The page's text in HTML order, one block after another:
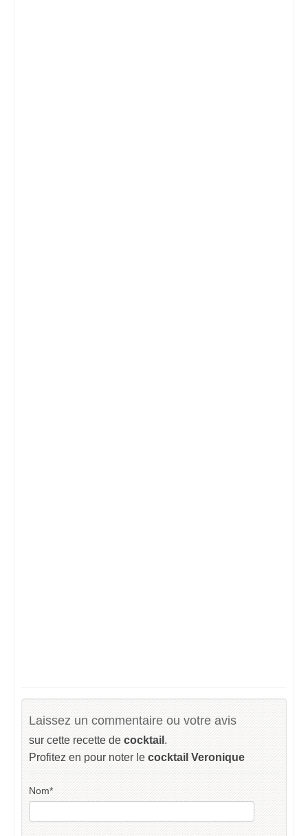
Laissez un commentaire ou votre avis
sur cette recette de cocktail .
Profitez en pour noter le cocktail Veronique
Nom*